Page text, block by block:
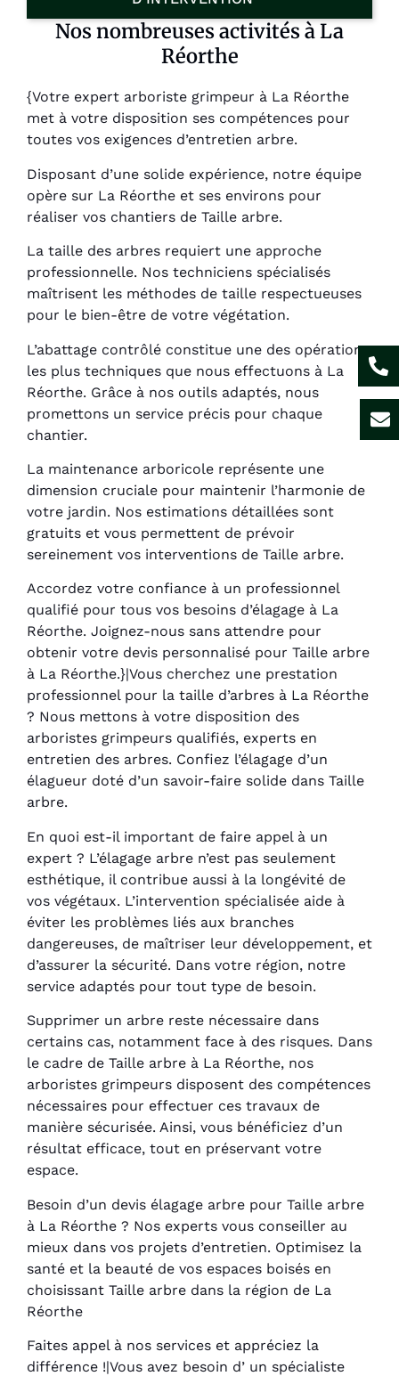
Nos nombreuses activités à La
Réorthe
{Votre expert arboriste grimpeur à La Réorthe
met à votre disposition ses compétences pour
toutes vos exigences d’entretien arbre.
Disposant d’une solide expérience, notre équipe
opère sur La Réorthe et ses environs pour
réaliser vos chantiers de Taille arbre.
La taille des arbres requiert une approche
professionnelle. Nos techniciens spécialisés
maîtrisent les méthodes de taille respectueuses
pour le bien-être de votre végétation.
L’abattage contrôlé constitue une des opérations
les plus techniques que nous effectuons à La
Réorthe. Grâce à nos outils adaptés, nous
promettons un service précis pour chaque
chantier.
La maintenance arboricole représente une
dimension cruciale pour maintenir l’harmonie de
votre jardin. Nos estimations détaillées sont
gratuits et vous permettent de prévoir
sereinement vos interventions de Taille arbre.
Accordez votre confiance à un professionnel
qualifié pour tous vos besoins d’élagage à La
Réorthe. Joignez-nous sans attendre pour
obtenir votre devis personnalisé pour Taille arbre
à La Réorthe.}|Vous cherchez une prestation
professionnel pour la taille d’arbres à La Réorthe
? Nous mettons à votre disposition des
arboristes grimpeurs qualifiés, experts en
entretien des arbres. Confiez l’élagage d’un
élagueur doté d’un savoir-faire solide dans Taille
arbre.
En quoi est-il important de faire appel à un
expert ? L’élagage arbre n’est pas seulement
esthétique, il contribue aussi à la longévité de
vos végétaux. L’intervention spécialisée aide à
éviter les problèmes liés aux branches
dangereuses, de maîtriser leur développement, et
d’assurer la sécurité. Dans votre région, notre
service adaptés pour tout type de besoin.
Supprimer un arbre reste nécessaire dans
certains cas, notamment face à des risques. Dans
le cadre de Taille arbre à La Réorthe, nos
arboristes grimpeurs disposent des compétences
nécessaires pour effectuer ces travaux de
manière sécurisée. Ainsi, vous bénéficiez d’un
résultat efficace, tout en préservant votre
espace.
Besoin d’un devis élagage arbre pour Taille arbre
à La Réorthe ? Nos experts vous conseiller au
mieux dans vos projets d’entretien. Optimisez la
santé et la beauté de vos espaces boisés en
choisissant Taille arbre dans la région de La
Réorthe
Faites appel à nos services et appréciez la
différence !|Vous avez besoin d’ un spécialiste